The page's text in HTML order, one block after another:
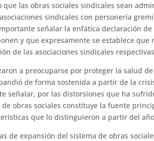
que las obras sociales sindicales sean
sindicales con personería
señalar la enfática declaración
y que expresamente se establece
de las aso­ciaciones sindicales
a preocuparse por proteger la salud
de forma sostenida a partir de la
seña­lar, por las distorsiones que ha
obras sociales constituye la fuente
que lo distinguieron a partir del
de expansión del sistema de obras